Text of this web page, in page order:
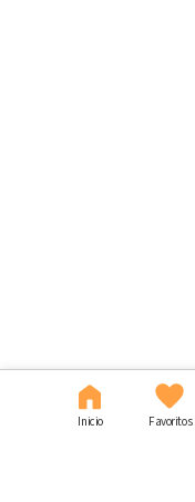
Inicio Favoritos